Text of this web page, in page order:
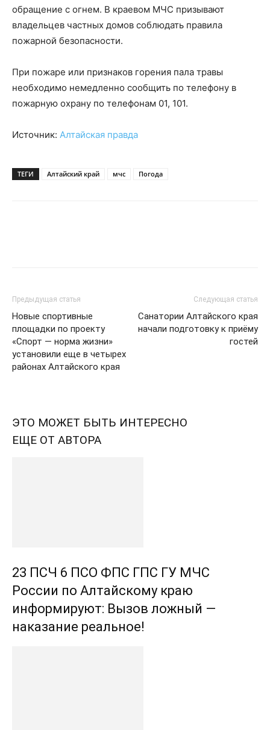
обращение с огнем. В краевом МЧС призывают
владельцев частных домов соблюдать правила
пожарной безопасности.
При пожаре или признаков горения пала травы
необходимо немедленно сообщить по телефону в
пожарную охрану по телефонам 01, 101.
Источник: Алтайская правда
ТЕГИ Алтайский край мчс Погода
Предыдущая статья
Новые спортивные
площадки по проекту
«Спорт — норма жизни»
установили еще в четырех
районах Алтайского края
Следующая статья
Санатории Алтайского края
начали подготовку к приёму
гостей
ЭТО МОЖЕТ БЫТЬ ИНТЕРЕСНО
ЕЩЕ ОТ АВТОРА
23 ПСЧ 6 ПСО ФПС ГПС ГУ МЧС
России по Алтайскому краю
информируют: Вызов ложный —
наказание реальное!